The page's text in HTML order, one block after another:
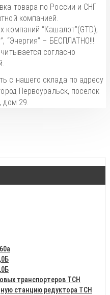
товара по России и СНГ
компанией.
компаний “Кашалот”(GTD),
“Энергия” – БЕСПЛАТНО!!!
согласно
с нашего склада по адресу
Первоуральск, поселок
29.
транспортеров ТСН
станцию редуктора ТСН